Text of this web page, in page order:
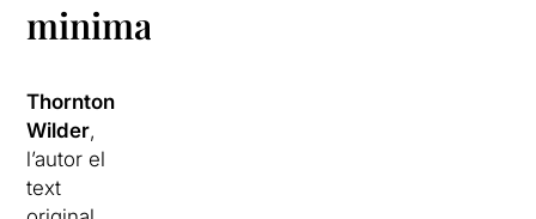
minimalista
Thornton
Wilder,
l’autor el
text